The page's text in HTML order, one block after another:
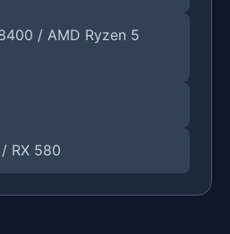
/ AMD Ryzen 5
RX 580